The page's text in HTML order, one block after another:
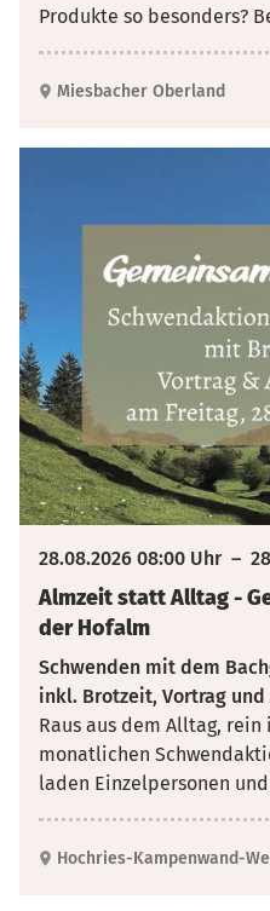
Produkte so besonders?
Miesbacher Oberland
28.08.2026 08:00 Uhr–
Almzeit statt Alltag -
der Hofalm
Schwenden mit dem
inkl. Brotzeit, Vortrag
Raus aus dem Alltag,
monatlichen
laden Einzelpersonen
Hochries-Kampenwand-